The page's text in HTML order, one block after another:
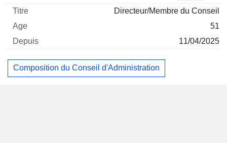
Directeur/Membre du Conseil
51
11/04/2025
Composition du Conseil d'Administration